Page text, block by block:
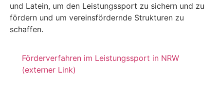
und Latein, um den Leistungssport zu sichern und zu
fördern und um vereinsfördernde Strukturen zu
schaffen.
Förderverfahren im Leistungssport in NRW
(externer Link)